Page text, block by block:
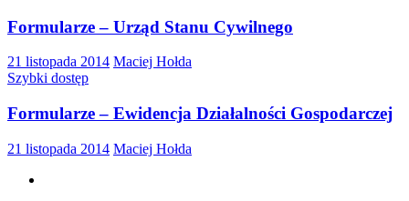
Formularze – Urząd Stanu Cywilnego
21 listopada 2014 Maciej Hołda
Szybki dostęp
Formularze – Ewidencja Działalności Gospodarczej
21 listopada 2014 Maciej Hołda